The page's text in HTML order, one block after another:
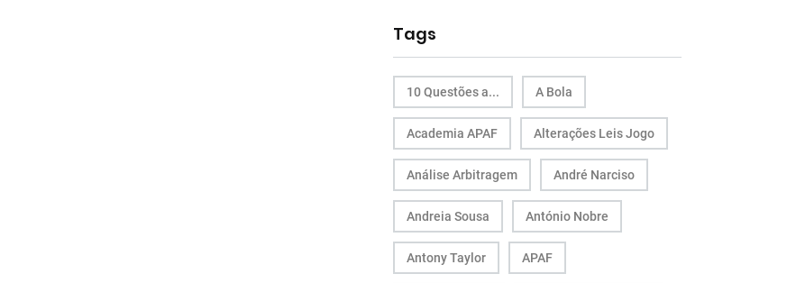
Tags
10 Questões a... A Bola
Academia APAF Alterações Leis Jogo
Análise Arbitragem André Narciso
Andreia Sousa António Nobre
Antony Taylor APAF